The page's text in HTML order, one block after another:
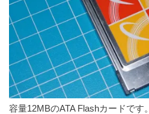
容量12MBのATA Flashカードです。